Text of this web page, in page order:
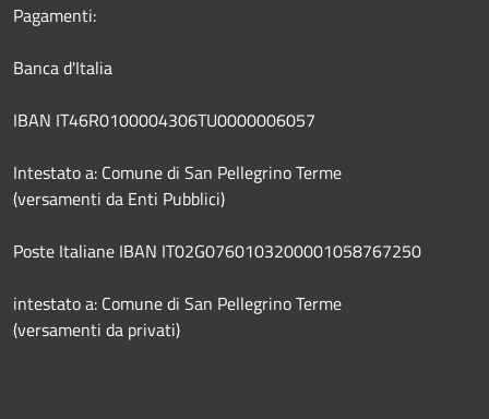
Pagamenti:
Banca d'Italia
IBAN IT46R0100004306TU0000006057
Intestato a: Comune di San Pellegrino Terme
(versamenti da Enti Pubblici)
Poste Italiane IBAN IT02G0760103200001058767250
intestato a: Comune di San Pellegrino Terme
(versamenti da privati)